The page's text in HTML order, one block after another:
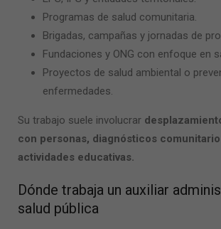
Programas de salud comunitaria.
Brigadas, campañas y jornadas de
Fundaciones y ONG con enfoque en
Proyectos de salud ambiental o
enfermedades.
Su trabajo suele involucrar
con personas, diagnósticos
actividades educativas.
Dónde trabaja un auxiliar
salud pública